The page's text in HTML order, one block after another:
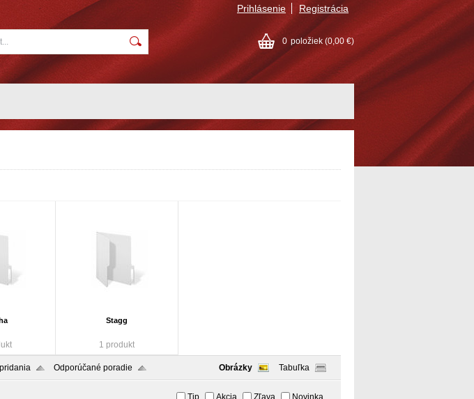
Prihlásenie Registrácia
0 položiek (0,00 €)
Stagg
1 produkt
Odporúčané poradie Obrázky Tabuľka
Tip Akcia Zľava Novinka